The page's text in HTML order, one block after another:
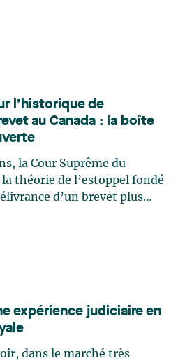
que « la Cour n’a pas
d’un différend de
l’historique de
au Canada : la boîte
la Cour Suprême du
théorie de l’estoppel fondé
d’un brevet plus
le juge
construction, which
expérience judiciaire en
dans le marché très